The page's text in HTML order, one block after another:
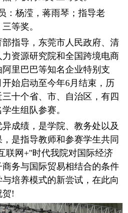
杨滢，蒋雨琴；指导老
等奖。
指导，东莞市人民政府、清
资源研究院和全国跨境电商
里巴巴等知名企业特别支
开始启动至今年6月结束，历
十个省、市、自治区，有四
生组队参赛。
绩，是学院、教务处以及
是指导教师和参赛学生共同
联网+"时代我院对国际经济
务与国际贸易相结合的条件
培养模式的新尝试，在此向
贺!